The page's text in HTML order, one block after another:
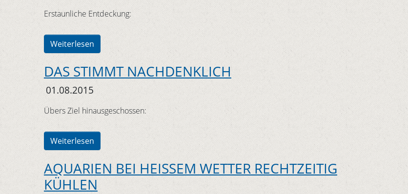
Erstaunliche Entdeckung:
Weiterlesen
DAS STIMMT NACHDENKLICH
01.08.2015
Übers Ziel hinausgeschossen:
Weiterlesen
AQUARIEN BEI HEISSEM WETTER RECHTZEITIG
KÜHLEN